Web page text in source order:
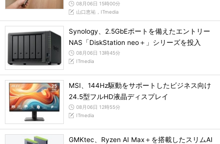
08月06日 15時00分
山口恵祐，ITmedia
Synology、2.5GbEポートを備えたエントリー
NAS「DiskStation neo＋」シリーズを投入
08月06日 13時45分
ITmedia
MSI、144Hz駆動をサポートしたビジネス向け
24.5型フルHD液晶ディスプレイ
08月06日 12時55分
ITmedia
GMKtec、Ryzen AI Max＋を搭載したスリムAI